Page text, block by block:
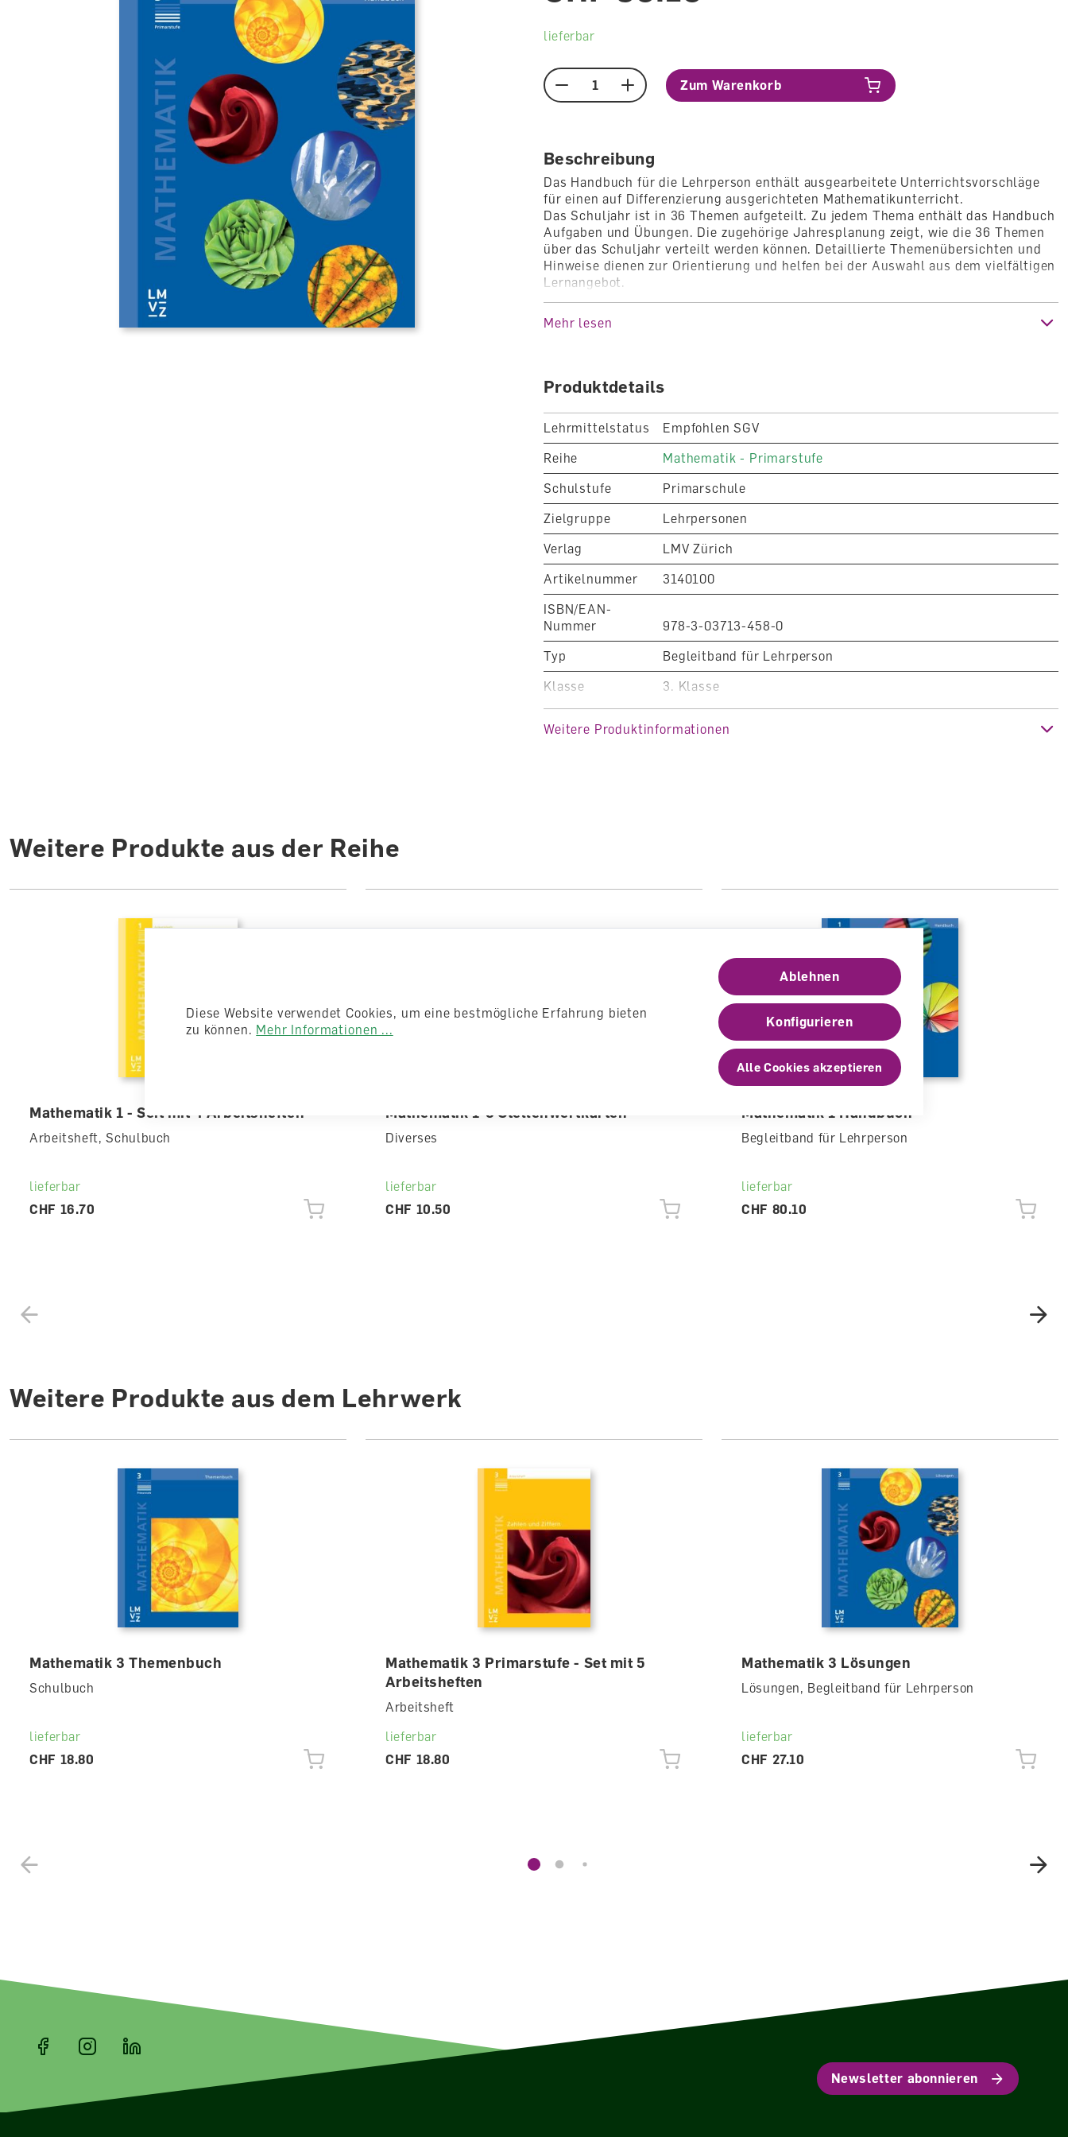
lieferbar
Menge Zum Warenkorb
Beschreibung
Das Handbuch für die Lehrperson enthält ausgearbeitete Unterrichtsvorschläge
für einen auf Differenzierung ausgerichteten Mathematikunterricht.
Das Schuljahr ist in 36 Themen aufgeteilt. Zu jedem Thema enthält das Handbuch
Aufgaben und Übungen. Die zugehörige Jahresplanung zeigt, wie die 36 Themen
über das Schuljahr verteilt werden können. Detaillierte Themenübersichten und
Hinweise dienen zur Orientierung und helfen bei der Auswahl aus dem vielfältigen
Lernangebot.
Mehr lesen
Produktdetails
Lehrmittelstatus
Empfohlen SGV
Reihe
Mathematik - Primarstufe
Schulstufe
Primarschule
Zielgruppe
Lehrpersonen
Verlag
LMV Zürich
Artikelnummer
3140100
ISBN/EAN-
Nummer
978-3-03713-458-0
Typ
Begleitband für Lehrperson
Klasse
3. Klasse
Weitere Produktinformationen
Weitere Produkte aus der Reihe
Mathematik 1 - Seit mit 4 Arbeitsheften
Arbeitsheft, Schulbuch
lieferbar
CHF 16.70
Mathematik 1-6 Stellenwertkarten
Diverses
lieferbar
CHF 10.50
Mathematik 1 Handbuch
Begleitband für Lehrperson
lieferbar
CHF 80.10
Weitere Produkte aus dem Lehrwerk
Mathematik 3 Themenbuch
Schulbuch
lieferbar
CHF 18.80
Mathematik 3 Primarstufe - Set mit 5
Arbeitsheften
Arbeitsheft
lieferbar
CHF 18.80
Mathematik 3 Lösungen
Lösungen, Begleitband für Lehrperson
lieferbar
CHF 27.10
Newsletter abonnieren
Diese Website verwendet Cookies, um eine bestmögliche Erfahrung bieten
zu können. Mehr Informationen ...
Ablehnen
Konfigurieren
Alle Cookies akzeptieren